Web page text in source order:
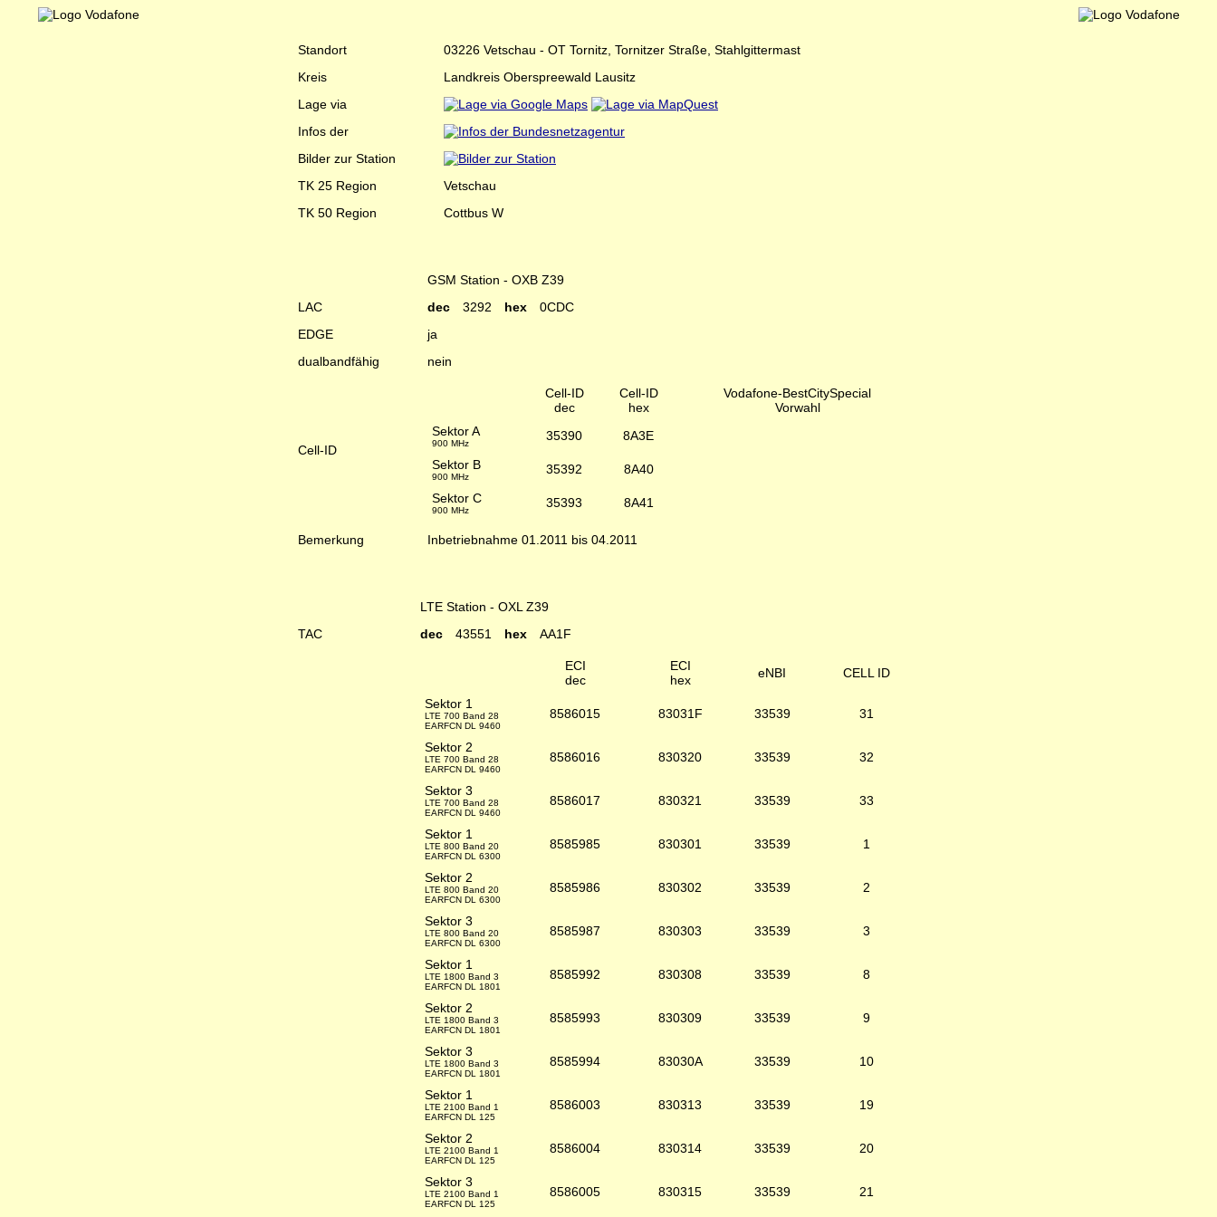
Standort
03226 Vetschau - OT Tornitz, Tornitzer Straße, Stahlgittermast
Kreis
Landkreis Oberspreewald Lausitz
Lage via
Infos der
Bilder zur Station
TK 25 Region
Vetschau
TK 50 Region
Cottbus W
GSM Station - OXB Z39
LAC
dec 3292 hex 0CDC
EDGE
ja
dualbandfähig
nein
Cell-ID
Cell-ID
dec
Cell-ID
hex
Vodafone-BestCitySpecial
Vorwahl
Sektor A
900 MHz
35390
8A3E
Sektor B
900 MHz
35392
8A40
Sektor C
900 MHz
35393 8A41
Bemerkung Inbetriebnahme 01.2011 bis 04.2011
LTE Station - OXL Z39
TAC
dec 43551 hex AA1F
ECI
dec
ECI
hex
eNBI CELL ID
Sektor 1
LTE 700 Band 28
EARFCN DL 9460
8586015 83031F 33539 31
Sektor 2
LTE 700 Band 28
EARFCN DL 9460
8586016 830320 33539 32
Sektor 3
LTE 700 Band 28
EARFCN DL 9460
8586017 830321 33539 33
Sektor 1
LTE 800 Band 20
EARFCN DL 6300
8585985 830301 33539 1
Sektor 2
LTE 800 Band 20
EARFCN DL 6300
8585986 830302 33539 2
Sektor 3
LTE 800 Band 20
EARFCN DL 6300
8585987 830303 33539 3
Sektor 1
LTE 1800 Band 3
EARFCN DL 1801
8585992 830308 33539 8
Sektor 2
LTE 1800 Band 3
EARFCN DL 1801
8585993 830309 33539 9
Sektor 3
LTE 1800 Band 3
EARFCN DL 1801
8585994 83030A 33539 10
Sektor 1
LTE 2100 Band 1
EARFCN DL 125
8586003 830313 33539 19
Sektor 2
LTE 2100 Band 1
EARFCN DL 125
8586004 830314 33539 20
Sektor 3
LTE 2100 Band 1
EARFCN DL 125
8586005 830315 33539 21